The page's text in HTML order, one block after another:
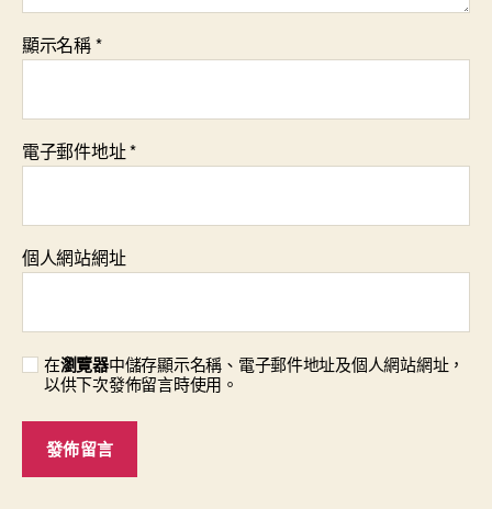
顯示名稱*
電子郵件地址*
個人網站網址
在瀏覽器中儲存顯示名稱、電子郵件地址及個人網站網址，
以供下次發佈留言時使用。